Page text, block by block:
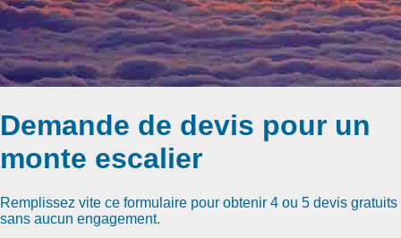
Demande de devis pour un
monte escalier
Remplissez vite ce formulaire pour obtenir 4 ou 5 devis gratuits
sans aucun engagement.